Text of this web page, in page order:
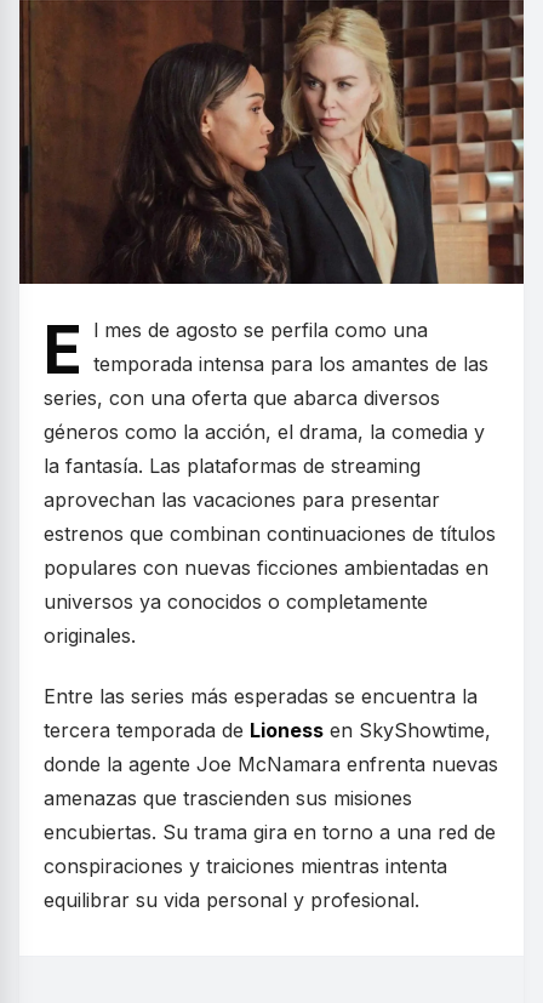
E
l mes de agosto se perfila como una
temporada intensa para los amantes de las
series, con una oferta que abarca diversos
géneros como la acción, el drama, la comedia y
la fantasía. Las plataformas de streaming
aprovechan las vacaciones para presentar
estrenos que combinan continuaciones de títulos
populares con nuevas ficciones ambientadas en
universos ya conocidos o completamente
originales.
Entre las series más esperadas se encuentra la
tercera temporada de Lioness en SkyShowtime,
donde la agente Joe McNamara enfrenta nuevas
amenazas que trascienden sus misiones
encubiertas. Su trama gira en torno a una red de
conspiraciones y traiciones mientras intenta
equilibrar su vida personal y profesional.